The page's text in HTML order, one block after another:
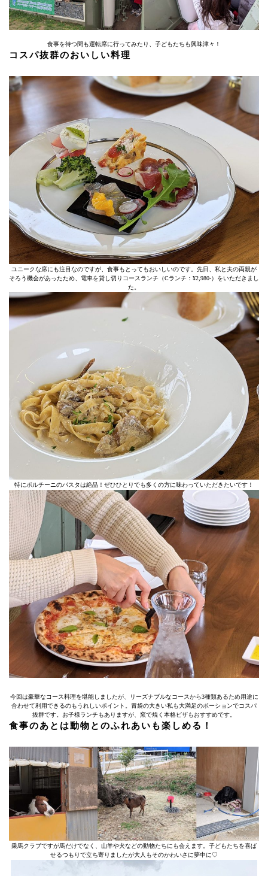
食事を待つ間も運転席に行ってみたり、子どもたちも興味津々！
コスパ抜群のおいしい料理
ユニークな席にも注目なのですが、食事もとってもおいしいのです。先日、私と夫の両親が
そろう機会があったため、電車を貸し切りコースランチ（Cランチ：¥2,980-）をいただきまし
た。
特にポルチーニのパスタは絶品！ぜひひとりでも多くの方に味わっていただきたいです！
今回は豪華なコース料理を堪能しましたが、リーズナブルなコースから3種類あるため用途に
合わせて利用できるのもうれしいポイント。胃袋の大きい私も大満足のポーションでコスパ
抜群です。お子様ランチもありますが、窯で焼く本格ピザもおすすめです。
食事のあとは動物とのふれあいも楽しめる！
乗馬クラブですが馬だけでなく、山羊や犬などの動物たちにも会えます。子どもたちを喜ば
せるつもりで立ち寄りましたが大人もそのかわいさに夢中に♡